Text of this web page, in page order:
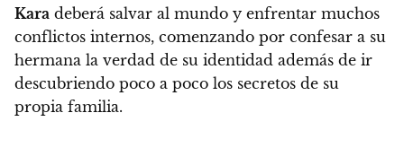
Kara deberá salvar al mundo y enfrentar muchos
conflictos internos, comenzando por confesar a su
hermana la verdad de su identidad además de ir
descubriendo poco a poco los secretos de su
propia familia.